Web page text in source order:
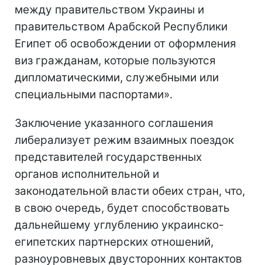
между правительством Украины и
правительством Арабской Республики
Египет об освобождении от оформления
виз гражданам, которые пользуются
дипломатическими, служебными или
специальными паспортами».
Заключение указанного соглашения
либерализует режим взаимных поездок
представителей государственных
органов исполнительной и
законодательной власти обеих стран, что,
в свою очередь, будет способствовать
дальнейшему углублению украинско-
египетских партнерских отношений,
разноуровневых двусторонних контактов